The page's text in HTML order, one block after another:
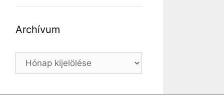
Archívum
Archívum